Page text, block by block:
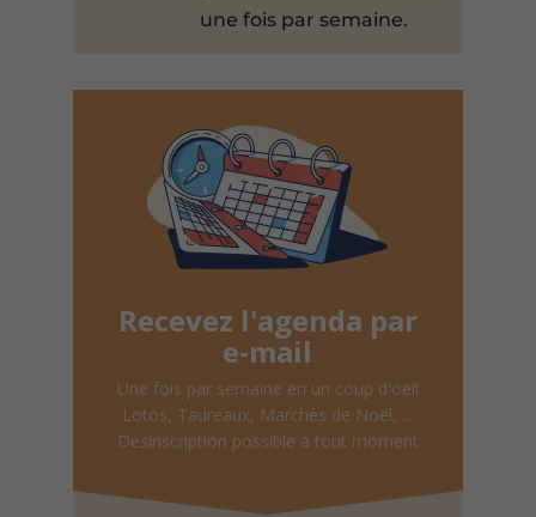
une fois par semaine.
Recevez l'agenda par
e-mail
Une fois par semaine en un coup d'oeil
Lotos, Taureaux, Marchés de Noël, ...
Désinscription possible à tout moment